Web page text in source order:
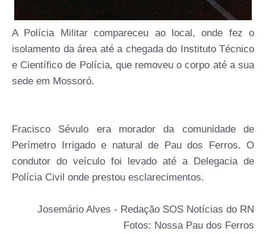
A Polícia Militar compareceu ao local, onde fez o
isolamento da área até a chegada do Instituto Técnico
e Científico de Polícia, que removeu o corpo até a sua
sede em Mossoró.
Fracisco Sévulo era morador da comunidade de
Perímetro Irrigado e natural de Pau dos Ferros. O
condutor do veículo foi levado até a Delegacia de
Polícia Civil onde prestou esclarecimentos.
Josemário Alves - Redação SOS Notícias do RN
Fotos: Nossa Pau dos Ferros